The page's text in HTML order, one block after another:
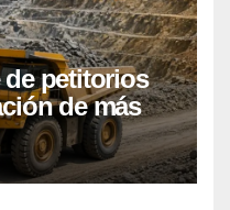
de petitorios
de más
para explorar